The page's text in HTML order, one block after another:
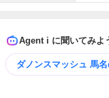
Agent i に聞いてみよ
ダノンスマッシュ 馬名